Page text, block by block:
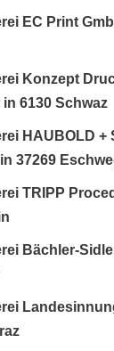
EC Print
Konzept
in 6130 Schwaz
HAUBOLD +
37269
TRIPP
Bächler-